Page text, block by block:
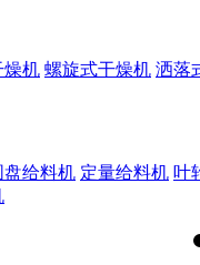
燥机 螺旋式干燥机 洒落
盘给料机 定量给料机 叶